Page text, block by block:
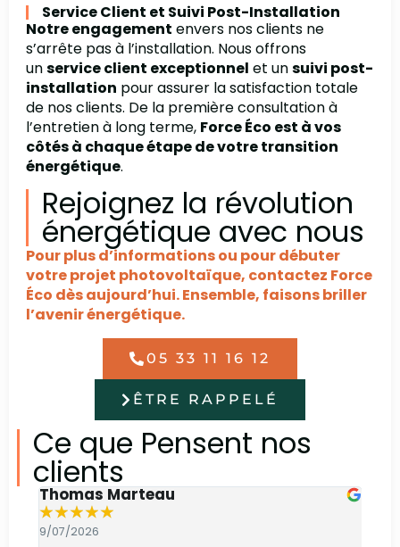
Service Client et Suivi Post-Installation
Notre engagement envers nos clients ne
s’arrête pas à l’installation. Nous offrons
unservice client exceptionnel et unsuivi post-
installation pour assurer la satisfaction totale
de nos clients. De la première consultation à
l’entretien à long terme, Force Éco est à vos
côtés à chaque étape de votre transition
énergétique.
Rejoignez la révolution
énergétique avec nous
Pour plus d’informations ou pour débuter
votre projet photovoltaïque, contactez Force
Éco dès aujourd’hui. Ensemble, faisons briller
l’avenir énergétique.
05 33 11 16 12
ÊTRE RAPPELÉ
Ce que Pensent nos
clients
Thomas Marteau
★★★★★
9/07/2026